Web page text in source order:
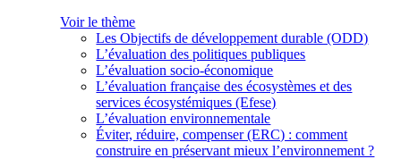
Voir le thème
Les Objectifs de développement durable (ODD)
L’évaluation des politiques publiques
L’évaluation socio-économique
L’évaluation française des écosystèmes et des
services écosystémiques (Efese)
L’évaluation environnementale
Éviter, réduire, compenser (ERC) : comment
construire en préservant mieux l’environnement ?